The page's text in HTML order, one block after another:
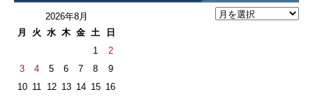
2026年8月
月
火 水 木 金 土 日
1
2
3
4 5 6 7 8
9
10 11 12 13 14 15 16